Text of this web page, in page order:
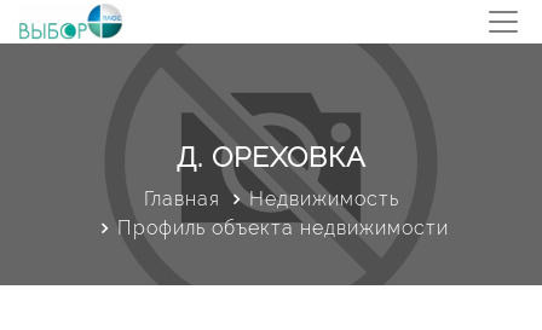
Д. ОРЕХОВКА
Главная
Недвижимость
Профиль объекта недвижимости